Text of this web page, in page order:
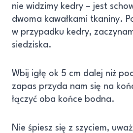
nie widzimy kedry – jest
dwoma kawałkami tkaniny.
w przypadku kedry,
siedziska.
Wbij igłę ok 5 cm dalej niż
zapas przyda nam się na
łączyć oba końce bodna.
Nie śpiesz się z szyciem,